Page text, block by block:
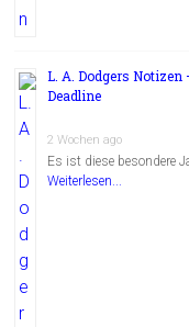
L. A. Dodgers Notizen
Deadline
2 Wochen ago
Es ist diese besondere
Weiterlesen...